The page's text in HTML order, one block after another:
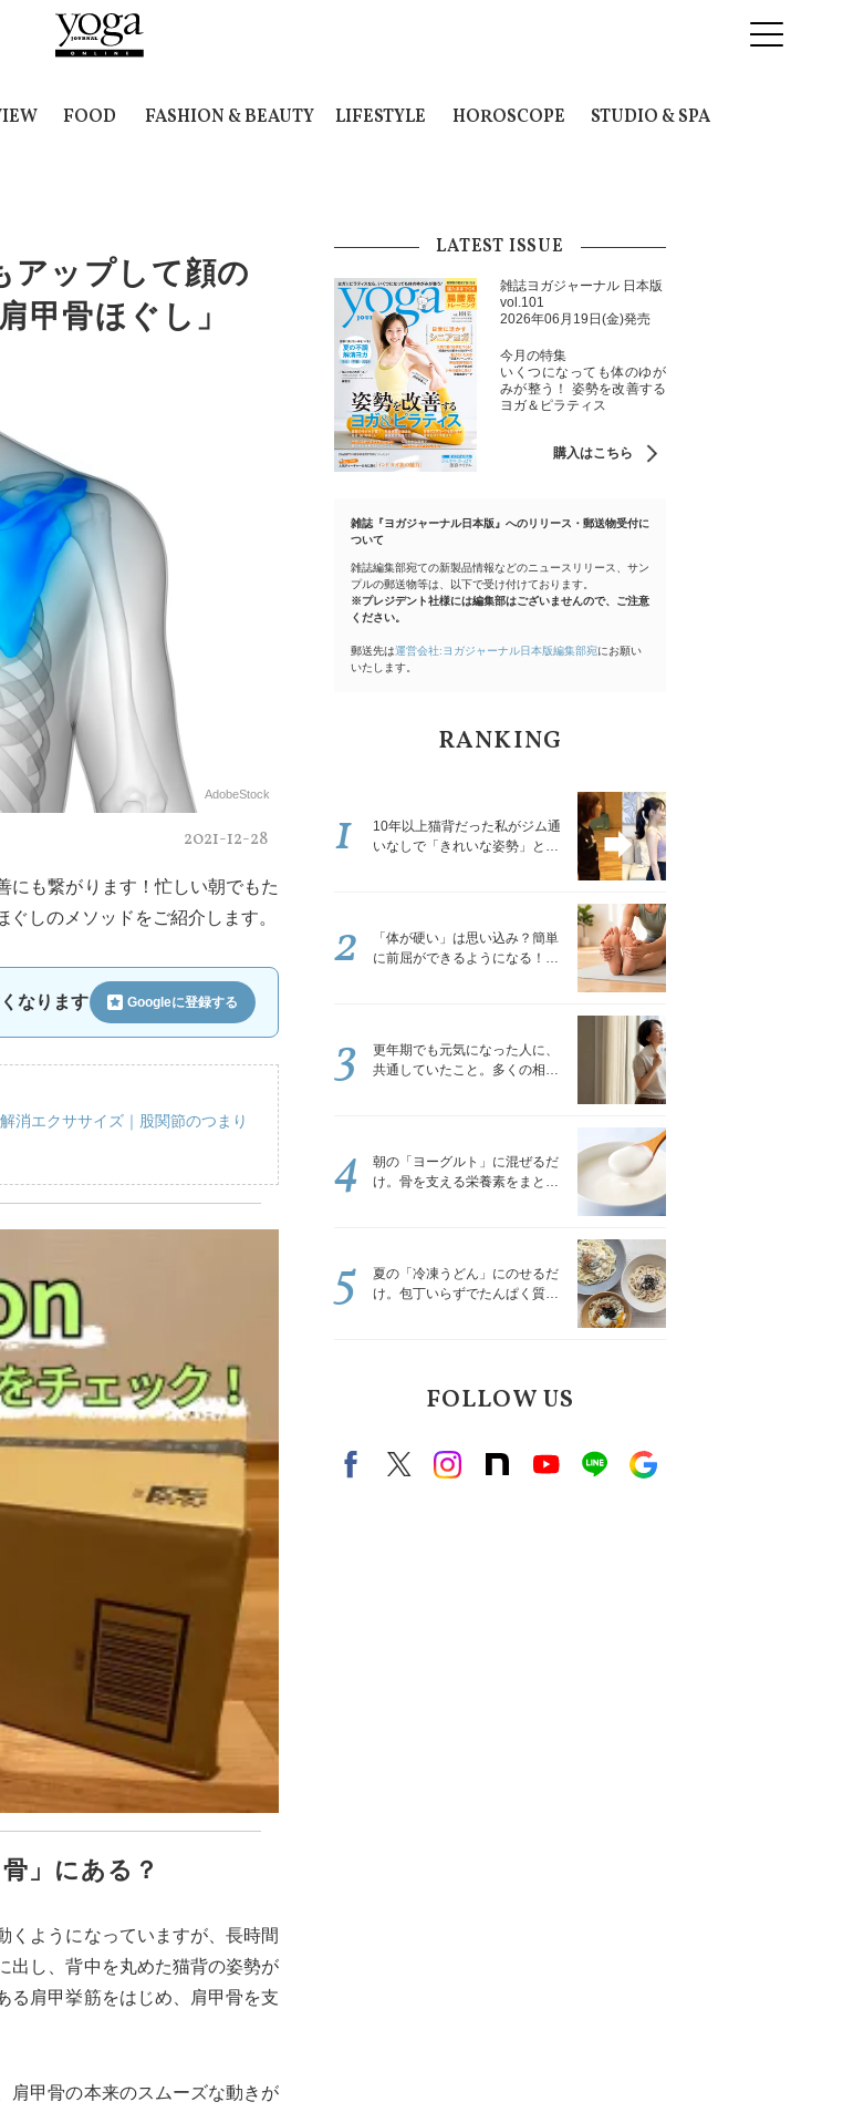
FOOD FASHION & BEAUTY LIFESTYLE HOROSCOPE STUDIO & SPA
アップして顔の
甲骨ほぐし」
AdobeStock
2021-12-28
にも繋がります！忙しい朝でもた
しのメソッドをご紹介します。
なります Googleに登録する
消エクササイズ｜股関節のつまり
」にある？
くようになっていますが、長時間
出し、背中を丸めた猫背の姿勢が
る肩甲挙筋をはじめ、肩甲骨を支
肩甲骨の本来のスムーズな動きが
LATEST ISSUE
雑誌ヨガジャーナル 日本版
vol.101
2026年06月19日(金)発売
今月の特集
いくつになっても体のゆが
みが整う！ 姿勢を改善する
ヨガ＆ピラティス
購入はこちら
雑誌『ヨガジャーナル日本版』へのリリース・郵送物受付に
ついて
雑誌編集部宛ての新製品情報などのニュースリリース、サン
プルの郵送物等は、以下で受け付けております。
※プレジデント社様には編集部はございませんので、ご注意
ください。
郵送先は運営会社:ヨガジャーナル日本版編集部宛にお願い
いたします。
RANKING
10年以上猫背だった私がジム通
いなしで「きれいな姿勢」と褒
1
「体が硬い」は思い込み？簡単
に前屈ができるようになる！腿
2
更年期でも元気になった人に、
共通していたこと。多くの相談
3
朝の「ヨーグルト」に混ぜるだ
け。骨を支える栄養素をまとめ
4
夏の「冷凍うどん」にのせるだ
け。包丁いらずでたんぱく質を
5
FOLLOW US
FacebookX（旧twitter）
instagram
note Youtubeline